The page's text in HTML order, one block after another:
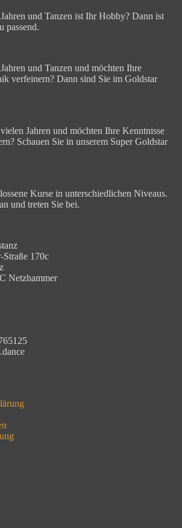
und Tanzen ist Ihr Hobby? Dann ist
passend.
und Tanzen und möchten Ihre
verfeinern? Dann sind Sie im Goldstar
Jahren und möchten Ihre Kenntnisse
Schauen Sie in unserem Super Goldstar
Kurse in unterschiedlichen Niveaus.
und treten Sie bei.
170c
Netzhammer